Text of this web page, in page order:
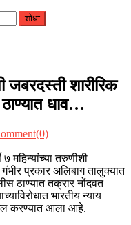
शारीरिक
धाव…
महिन्यांच्या तरुणीशी
प्रकार अलिबाग तालुक्यात
ठाण्यात तक्रार नोंदवत
भारतीय न्याय
करण्यात आला आहे.